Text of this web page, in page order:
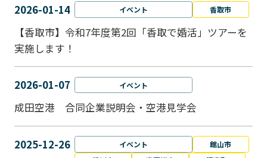
2026-01-14 イベント 香取市
【香取市】令和7年度第2回「香取で婚活」ツアーを
実施します！
2026-01-07 イベント
成田空港 合同企業説明会・空港見学会
2025-12-26 イベント
館山市